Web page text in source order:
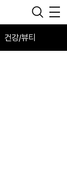
건강/뷰티